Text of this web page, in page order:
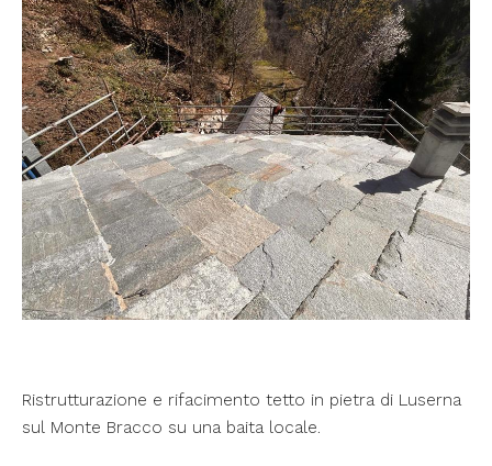
Ristrutturazione e rifacimento tetto in pietra di Luserna
sul Monte Bracco su una baita locale.